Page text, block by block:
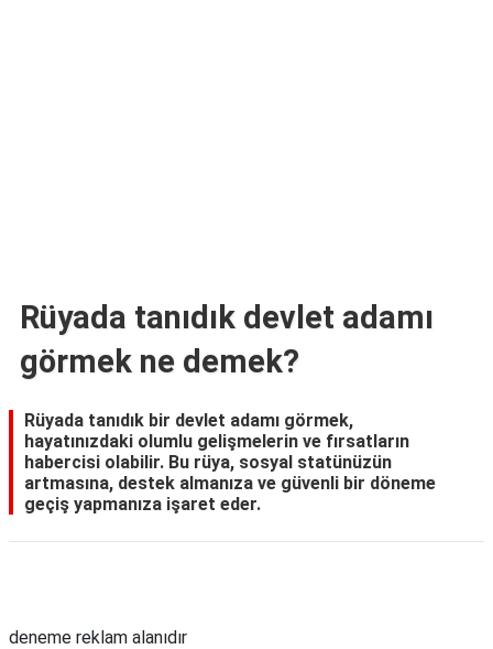
Rüyada tanıdık devlet adamı
görmek ne demek?
Rüyada tanıdık bir devlet adamı görmek,
hayatınızdaki olumlu gelişmelerin ve fırsatların
habercisi olabilir. Bu rüya, sosyal statünüzün
artmasına, destek almanıza ve güvenli bir döneme
geçiş yapmanıza işaret eder.
deneme reklam alanıdır